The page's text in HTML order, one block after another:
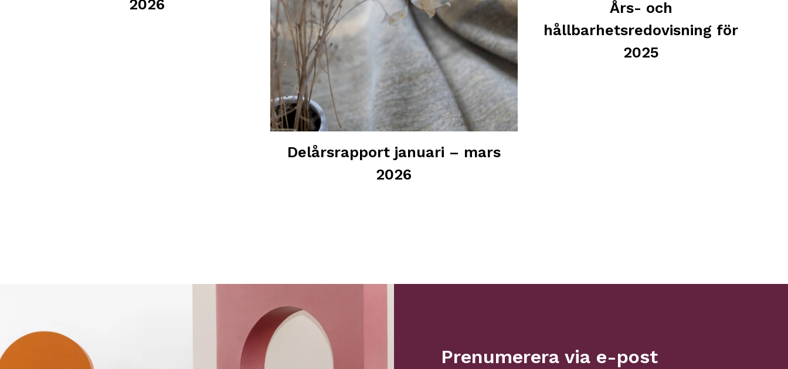
2026
Delårsrapport januari – mars
2026
Års- och
hållbarhetsredovisning för
2025
Prenumerera via e-post